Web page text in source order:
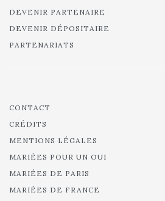
DEVENIR PARTENAIRE
DEVENIR DÉPOSITAIRE
PARTENARIATS
CONTACT
CRÉDITS
MENTIONS LÉGALES
MARIÉES POUR UN OUI
MARIÉES DE PARIS
MARIÉES DE FRANCE